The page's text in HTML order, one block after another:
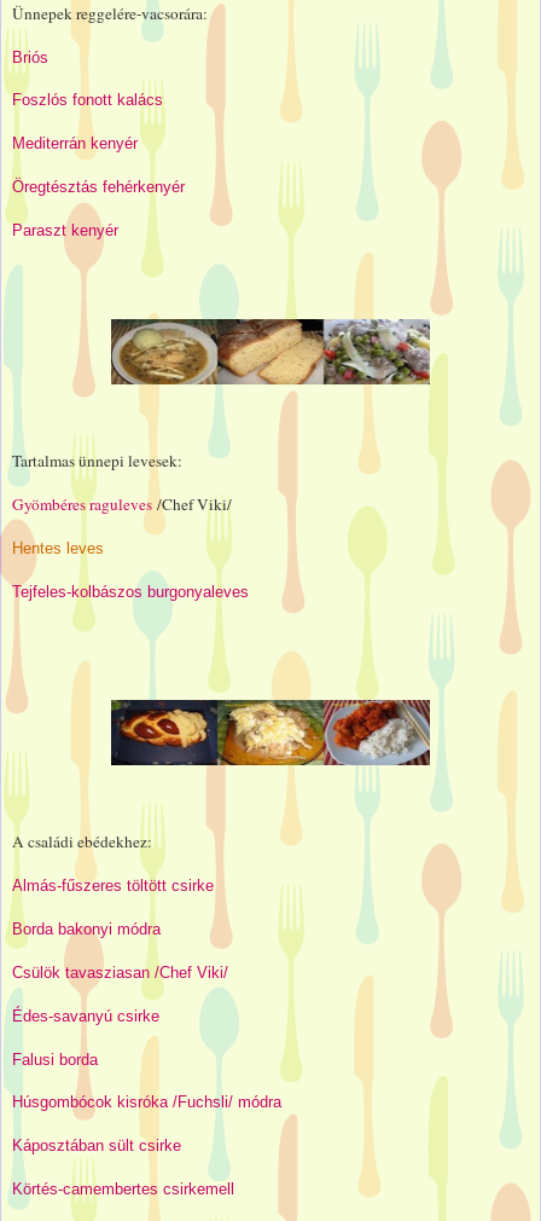
Ünnepek reggelére-vacsorára:
Briós
Foszlós fonott kalács
Mediterrán kenyér
Öregtésztás fehérkenyér
Paraszt kenyér
Tartalmas ünnepi levesek:
Gyömbéres raguleves /Chef Viki/
Hentes leves
Tejfeles-kolbászos burgonyaleves
A családi ebédekhez:
Almás-fűszeres töltött csirke
Borda bakonyi módra
Csülök tavasziasan /Chef Viki/
Édes-savanyú csirke
Falusi borda
Húsgombócok kisróka /Fuchsli/ módra
Káposztában sült csirke
Körtés-camembertes csirkemell